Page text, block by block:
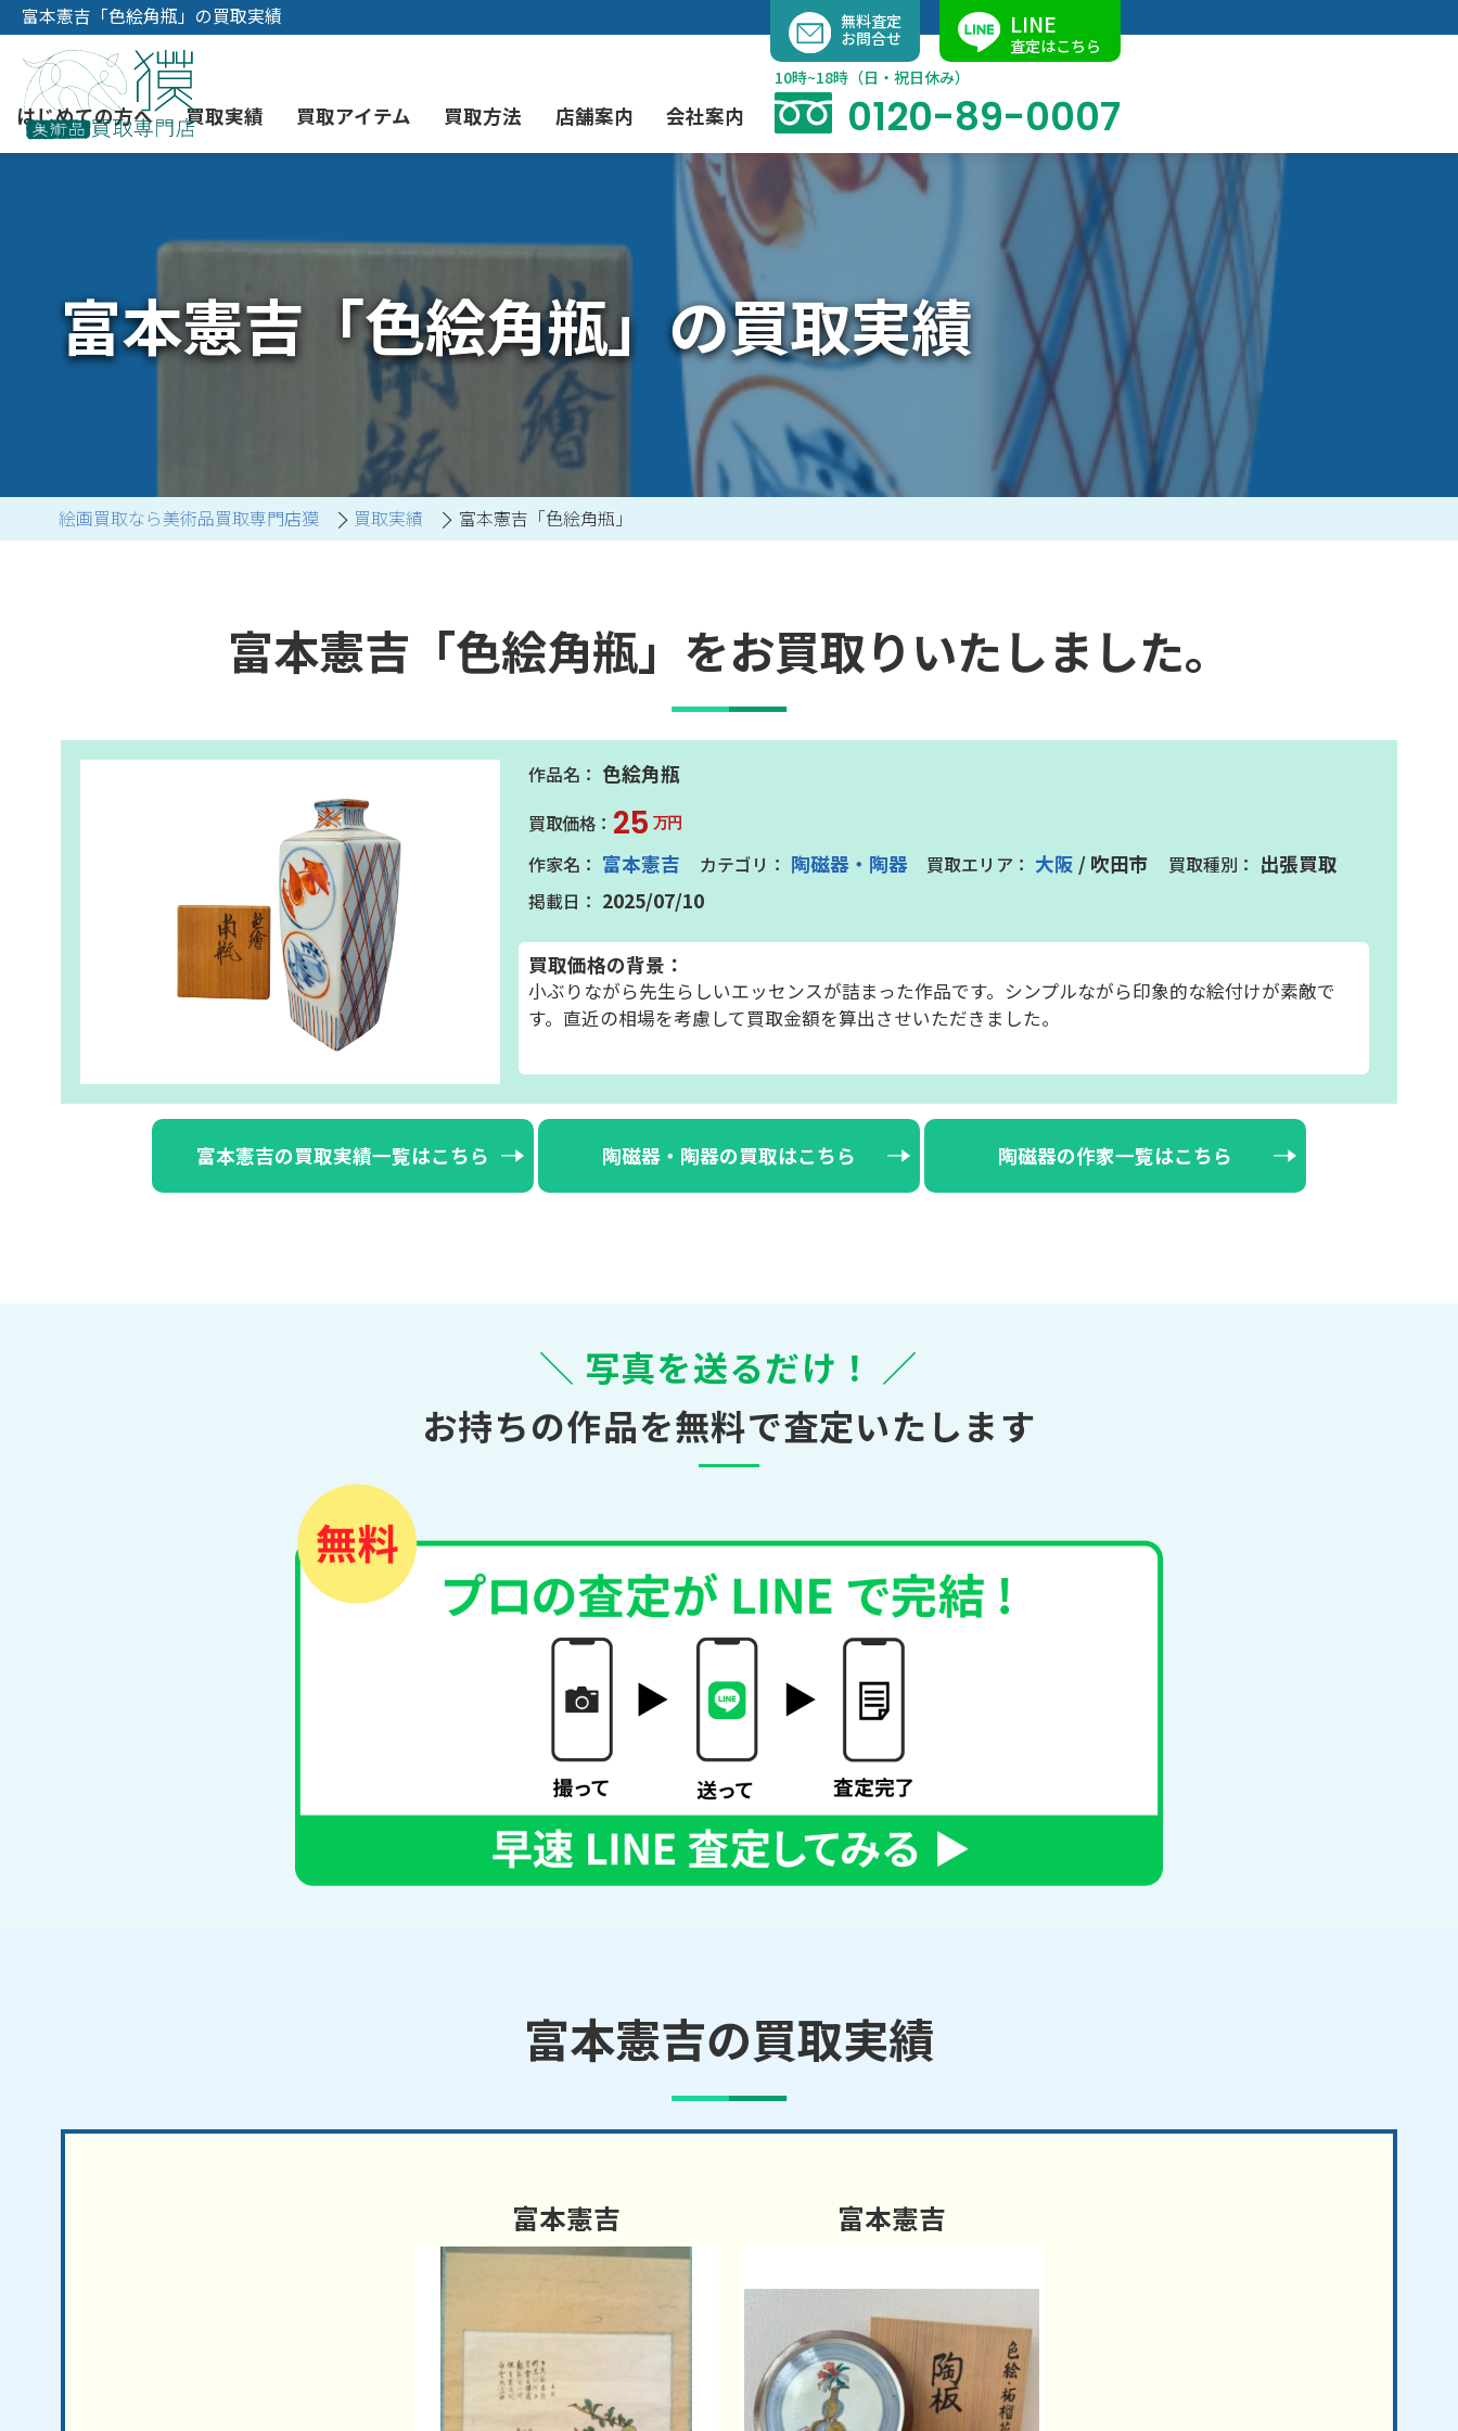
容
キ
ッ
プ
富本憲吉「色絵角瓶」の買取実績
はじめての方へ
初めての美術品売却 よくあるご質問 ブログ
YOUTUBE instagram Facebook
買取実績 買取アイテム
絵画買取 現代アート買取 掛軸買取
骨董品買取 茶道具買取 陶磁器・陶器買取
彫刻・ブロンズ買取 美術品・古美術品買取
ジュエリー・ウォッチ買取
買取方法
3つの買取方法 出張買取（無料） 店舗での買取
宅配・郵送買取 業者間オークション出品代行 催事買取
店舗案内
大阪店 名古屋店
会社案内
会社概要 当社の特徴 求人情報
消費者志向自主宣言
無料査定
お問合せ
LINE
査定はこちら
10時~18時（日・祝日休み）
0120-89-0007
富本憲吉「色絵角瓶」の買取実績
絵画買取なら美術品買取専門店獏 買取実績 富本憲吉「色絵角瓶」
富本憲吉「色絵角瓶」をお買取りいたしました。
色絵角瓶
25 万円
富本憲吉 陶磁器・陶器 大阪 / 吹田市
出張買取
2025/07/10
買取価格の背景：
小ぶりながら先生らしいエッセンスが詰まった作品です。シンプルながら印象的な絵付けが素敵で
す。直近の相場を考慮して買取金額を算出させいただきました。
富本憲吉の買取実績一覧はこちら 陶磁器・陶器の買取はこちら 陶磁器の作家一覧はこちら
＼ 写真を送るだけ！ ／
お持ちの作品を無料で査定いたします
富本憲吉の買取実績
富本憲吉 富本憲吉